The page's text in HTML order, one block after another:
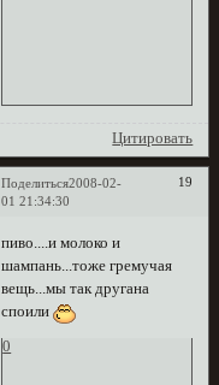
Цитировать
Поделиться 19
2008-02-
01 21:34:30
пиво....и молоко и
шампань...тоже гремучая
вещь...мы так другана
споили
0